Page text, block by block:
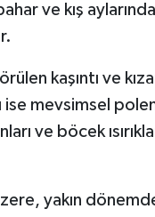
ve kış aylarında
kaşıntı ve
ise mevsimsel
ve böcek
yakın